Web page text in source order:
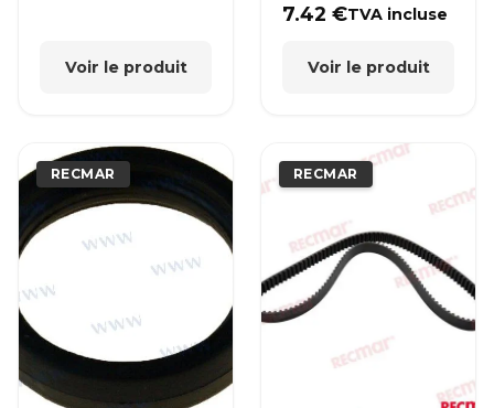
Voir le produit
7.42€TVA incluse
Voir le produit
RECMAR RECMAR